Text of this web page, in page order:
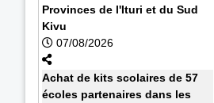
Provinces de l'Ituri et du Sud
Kivu
07/08/2026
Achat de kits scolaires de 57
écoles partenaires dans les